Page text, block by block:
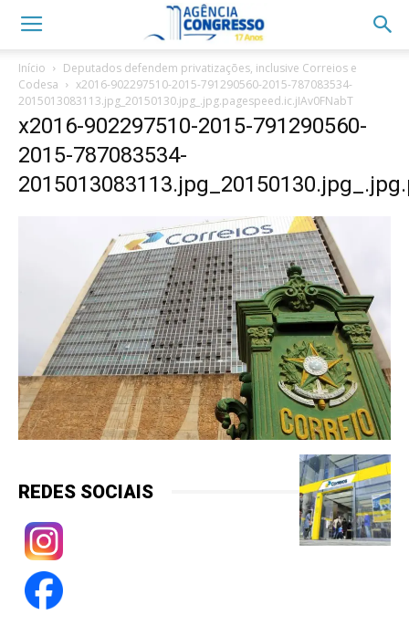
Início
Deputados defendem privatizações, inclusive Correios e
Codesa
x2016-902297510-2015-791290560-2015-787083534-
2015013083113.jpg_20150130.jpg_.jpg.pagespeed.ic.jIAv0FNabT
x2016-902297510-2015-791290560-
2015-787083534-
REDES SOCIAIS